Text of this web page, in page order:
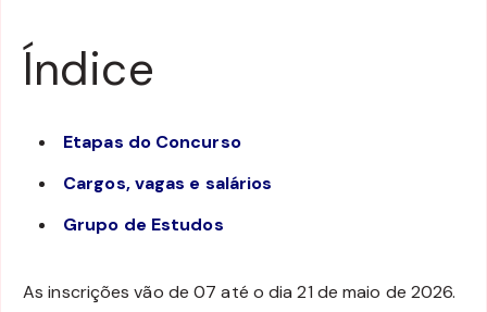
Índice
Etapas do Concurso
Cargos, vagas e salários
Grupo de Estudos
As inscrições vão de 07 até o dia 21 de maio de 2026.